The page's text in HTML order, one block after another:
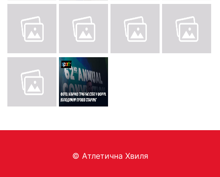
© Aтлетична Хвиля